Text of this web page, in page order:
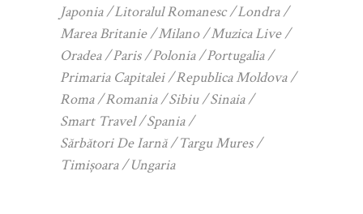
Japonia
Litoralul Romanesc
Londra
Marea Britanie
Milano
Muzica Live
Oradea
Paris Polonia
Portugalia
Primaria Capitalei
Republica Moldova
Roma
Romania Sibiu
Sinaia
Smart Travel
Spania
Sărbători De Iarnă
Targu Mures
Timișoara
Ungaria